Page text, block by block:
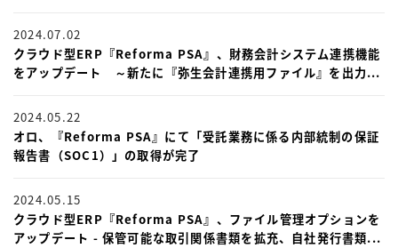
2024.07.02
クラウド型ERP『Reforma PSA』、財務会計システム連携機能
をアップデート ～新たに『弥生会計連携用ファイル』を出力...
2024.05.22
オロ、『Reforma PSA』にて「受託業務に係る内部統制の保証
報告書（SOC1）」の取得が完了
2024.05.15
クラウド型ERP『Reforma PSA』、ファイル管理オプションを
アップデート - 保管可能な取引関係書類を拡充、自社発行書類...